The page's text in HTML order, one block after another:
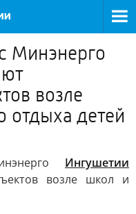
Минэнерго
возле
отдыха детей
Ингушетии
возле школ и